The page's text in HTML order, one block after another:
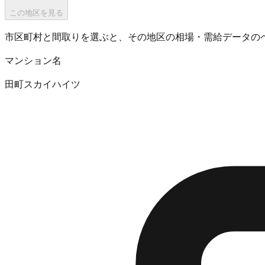
この地区を見る
市区町村と間取りを選ぶと、その地区の相場・需給データの
マンション名
田町スカイハイツ